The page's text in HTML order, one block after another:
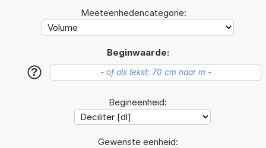
Meeteenhedencategorie:
Beginwaarde:
?
Begineenheid:
Gewenste eenheid: